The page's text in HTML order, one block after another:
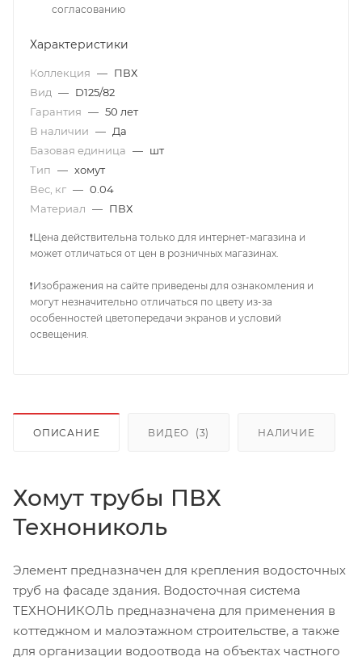
согласованию
Характеристики
Коллекция — ПВХ
Вид — D125/82
Гарантия — 50 лет
В наличии — Да
Базовая единица — шт
Тип — хомут
Вес, кг — 0.04
Материал — ПВХ
❗Цена действительна только для интернет-магазина и
может отличаться от цен в розничных магазинах.
❗Изображения на сайте приведены для ознакомления и
могут незначительно отличаться по цвету из-за
особенностей цветопередачи экранов и условий
освещения.
ОПИСАНИЕ ВИДЕО (3) НАЛИЧИЕ
Хомут трубы ПВХ
Технониколь
Элемент предназначен для крепления водосточных
труб на фасаде здания. Водосточная система
ТЕХНОНИКОЛЬ предназначена для применения в
коттеджном и малоэтажном строительстве, а также
для организации водоотвода на объектах частного